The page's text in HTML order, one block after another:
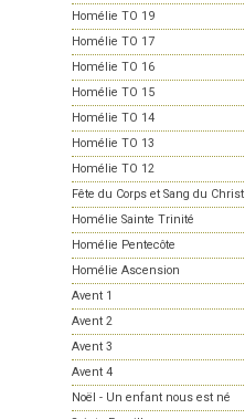
Homélie TO 19
Homélie TO 17
Homélie TO 16
Homélie TO 15
Homélie TO 14
Homélie TO 13
Homélie TO 12
Fête du Corps et Sang du Christ
Homélie Sainte Trinité
Homélie Pentecôte
Homélie Ascension
Avent 1
Avent 2
Avent 3
Avent 4
Noël - Un enfant nous est né